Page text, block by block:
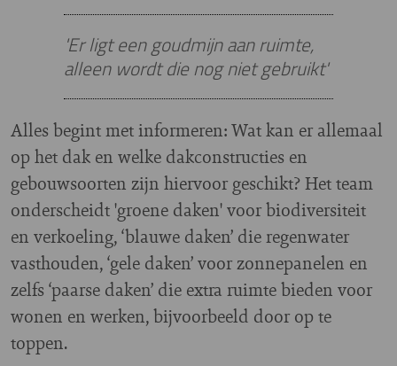
'Er ligt een goudmijn aan ruimte,
alleen wordt die nog niet gebruikt'
Alles begint met informeren: Wat kan er allemaal
op het dak en welke dakconstructies en
gebouwsoorten zijn hiervoor geschikt? Het team
onderscheidt 'groene daken' voor biodiversiteit
en verkoeling, ‘blauwe daken’ die regenwater
vasthouden, ‘gele daken’ voor zonnepanelen en
zelfs ‘paarse daken’ die extra ruimte bieden voor
wonen en werken, bijvoorbeeld door op te
toppen.